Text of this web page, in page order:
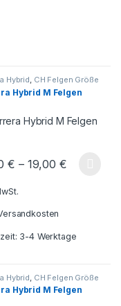
auf. Die Optionen
Hybrid, CH Felgen Größe
Hybrid M Felgen
€ – 19,00 €
Produkt weist mehrere
3-4 Werktage
Hybrid CH Felgen Größe
Hybrid M Felgen